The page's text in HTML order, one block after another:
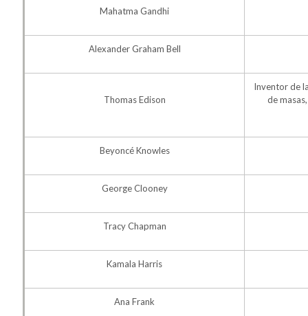
Mahatma Gandhi
Alexander Graham Bell
Thomas Edison
Inventor de
de
Beyoncé Knowles
George Clooney
Tracy Chapman
Kamala Harris
Ana Frank